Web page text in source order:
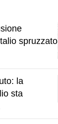
spruzzato
la
sta